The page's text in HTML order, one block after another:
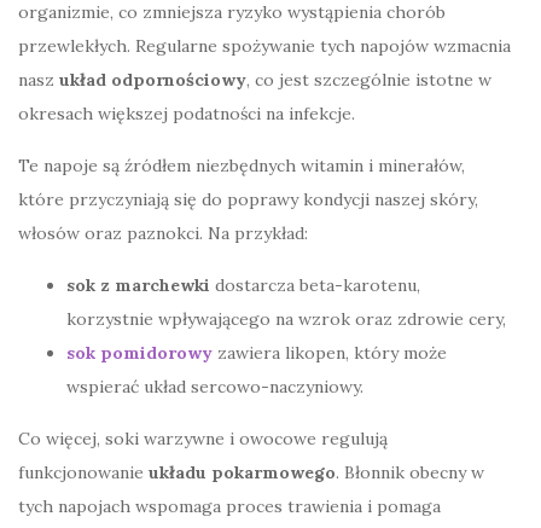
organizmie, co zmniejsza ryzyko wystąpienia chorób
przewlekłych. Regularne spożywanie tych napojów wzmacnia
nasz układ odpornościowy, co jest szczególnie istotne w
okresach większej podatności na infekcje.
Te napoje są źródłem niezbędnych witamin i minerałów,
które przyczyniają się do poprawy kondycji naszej skóry,
włosów oraz paznokci. Na przykład:
sok z marchewki dostarcza beta-karotenu,
korzystnie wpływającego na wzrok oraz zdrowie cery,
sok pomidorowy zawiera likopen, który może
wspierać układ sercowo-naczyniowy.
Co więcej, soki warzywne i owocowe regulują
funkcjonowanie układu pokarmowego. Błonnik obecny w
tych napojach wspomaga proces trawienia i pomaga